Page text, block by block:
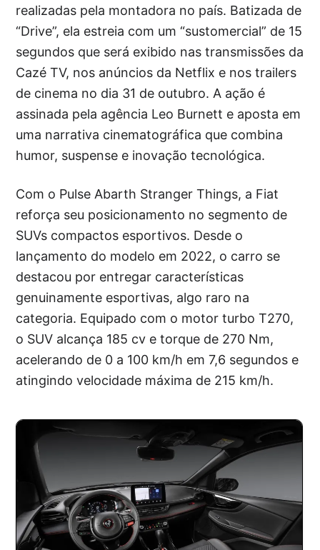
realizadas pela montadora no país. Batizada de
“Drive”, ela estreia com um “sustomercial” de 15
segundos que será exibido nas transmissões da
Cazé TV, nos anúncios da Netflix e nos trailers
de cinema no dia 31 de outubro. A ação é
assinada pela agência Leo Burnett e aposta em
uma narrativa cinematográfica que combina
humor, suspense e inovação tecnológica.
Com o Pulse Abarth Stranger Things, a Fiat
reforça seu posicionamento no segmento de
SUVs compactos esportivos. Desde o
lançamento do modelo em 2022, o carro se
destacou por entregar características
genuinamente esportivas, algo raro na
categoria. Equipado com o motor turbo T270,
o SUV alcança 185 cv e torque de 270 Nm,
acelerando de 0 a 100 km/h em 7,6 segundos e
atingindo velocidade máxima de 215 km/h.